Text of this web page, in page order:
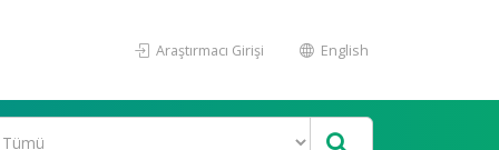
Araştırmacı Girişi English